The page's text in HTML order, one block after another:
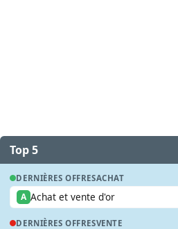
Top 5
DERNIÈRES OFFRESACHAT
A Achat et vente d'or
DERNIÈRES OFFRESVENTE